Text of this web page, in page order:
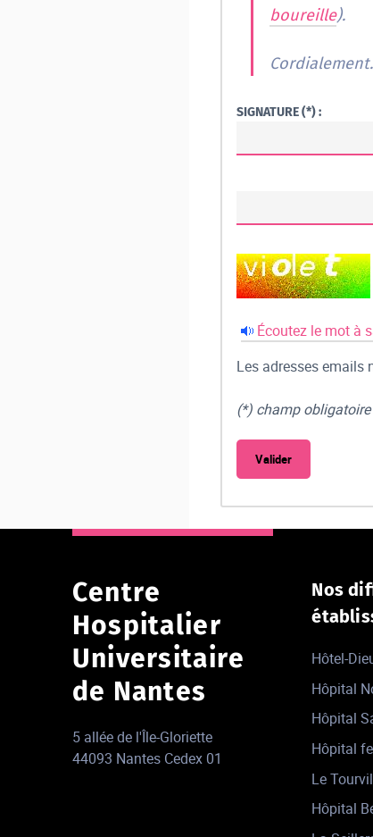
boureille).
Cordialement.
SIGNATURE (*) :
Écoutez le mot à
Les adresses emails
(*) champ obligatoire
Centre
Hospitalier
Universitaire
de Nantes
5 allée de l'Île-Gloriette
44093 Nantes Cedex 01
Nos
Hôtel-
Hôpital
Hôpital
Hôpital
Le
Hôpital